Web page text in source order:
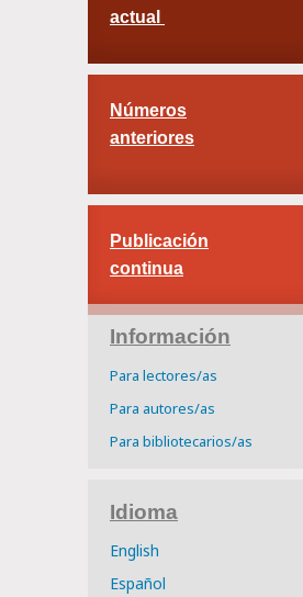
actual
Números
anteriores
Publicación
continua
Información
Para lectores/as
Para autores/as
Para bibliotecarios/as
Idioma
English
Español